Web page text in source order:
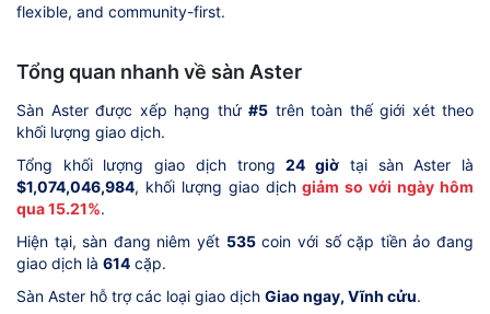
flexible, and community-first.
Tổng quan nhanh về sàn Aster
Sàn Aster được xếp hạng thứ #5 trên toàn thế giới xét theo
khối lượng giao dịch.
Tổng khối lượng giao dịch trong24 giờ tại sàn Aster là
$1,074,046,984, khối lượng giao dịchgiảm so với ngày hôm
qua 15.21%.
Hiện tại, sàn đang niêm yết 535coin với số cặp tiền ảo đang
giao dịch là 614 cặp.
Sàn Aster hỗ trợ các loại giao dịch Giao ngay, Vĩnh cửu.